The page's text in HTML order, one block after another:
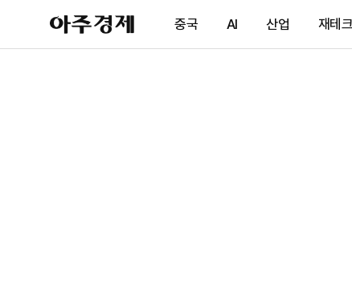
아
주
제
중국 AI 산업 재테크